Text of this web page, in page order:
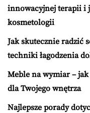
innowacyjnej terapii i
kosmetologii
Jak skutecznie radzić
techniki łagodzenia
Meble na wymiar –
dla Twojego wnętrza
Najlepsze porady